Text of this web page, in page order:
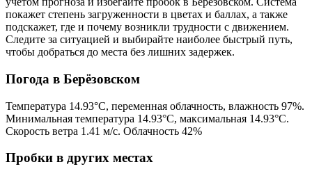
покажет степень загруженности в цветах и баллах, а также
подскажет, где и почему возникли трудности с движением.
Следите за ситуацией и выбирайте наиболее быстрый путь,
чтобы добраться до места без лишних задержек.
Погода в Берёзовском
Температура 14.93°C, переменная облачность, влажность 97%.
Минимальная температура 14.93°C, максимальная 14.93°C.
Скорость ветра 1.41 м/с. Облачность 42%
Пробки в других местах